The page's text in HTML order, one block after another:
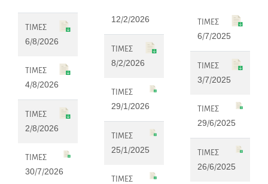
ΤΙΜΕΣ
6/8/2026
ΤΙΜΕΣ
4/8/2026
ΤΙΜΕΣ
2/8/2026
ΤΙΜΕΣ
30/7/2026
12/2/2026
ΤΙΜΕΣ
8/2/2026
ΤΙΜΕΣ
29/1/2026
ΤΙΜΕΣ
25/1/2025
ΤΙΜΕΣ
ΤΙΜΕΣ
6/7/2025
ΤΙΜΕΣ
3/7/2025
ΤΙΜΕΣ
29/6/2025
ΤΙΜΕΣ
26/6/2025